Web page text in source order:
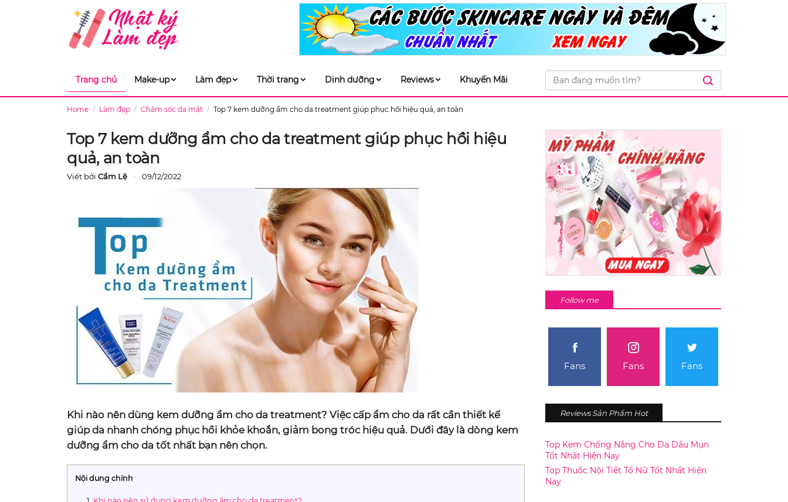
Trang chủ Make-up Làm đẹp Thời trang Dinh dưỡng Reviews Khuyến Mãi
Home Làm đẹp Chăm sóc da mặt Top 7 kem dưỡng ẩm cho da treatment giúp phục hồi hiệu quả, an toàn
Top 7 kem dưỡng ẩm cho da treatment giúp phục hồi hiệu
quả, an toàn
Viết bởi Cẩm Lệ 09/12/2022
Khi nào nên dùng kem dưỡng ẩm cho da treatment? Việc cấp ẩm cho da rất cần thiết kế
giúp da nhanh chóng phục hồi khỏe khoắn, giảm bong tróc hiệu quả. Dưới đây là dòng kem
dưỡng ẩm cho da tốt nhất bạn nên chọn.
Nội dung chính
Follow me
Fans Fans Fans
Reviews Sản Phẩm Hot
Top Kem Chống Nắng Cho Da Dầu Mụn
Tốt Nhất Hiện Nay
Top Thuốc Nội Tiết Tố Nữ Tốt Nhất Hiện
Nay